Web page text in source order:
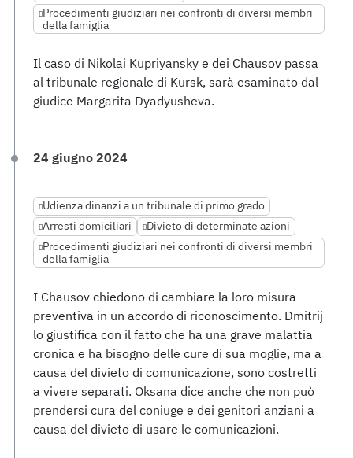
Procedimenti giudiziari nei confronti di diversi membri
della famiglia
Il caso di Nikolai Kupriyansky e dei Chausov passa
al tribunale regionale di Kursk, sarà esaminato dal
giudice Margarita Dyadyusheva.
24 giugno 2024
Udienza dinanzi a un tribunale di primo grado
Arresti domiciliari
Divieto di determinate azioni
Procedimenti giudiziari nei confronti di diversi membri
della famiglia
I Chausov chiedono di cambiare la loro misura
preventiva in un accordo di riconoscimento. Dmitrij
lo giustifica con il fatto che ha una grave malattia
cronica e ha bisogno delle cure di sua moglie, ma a
causa del divieto di comunicazione, sono costretti
a vivere separati. Oksana dice anche che non può
prendersi cura del coniuge e dei genitori anziani a
causa del divieto di usare le comunicazioni.